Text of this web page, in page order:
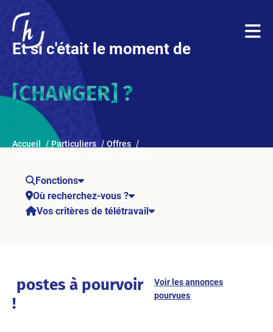
Et si c'était le moment de
[CHANGER] ?
Accueil Particuliers
Offres
Fonctions
Où recherchez-vous ?
Vos critères de télétravail
postes à pourvoir
!
Voir les annonces
pourvues